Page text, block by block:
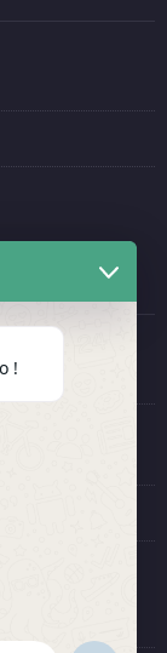
TOME
a passo!
Desabilitar o
a Placa
!